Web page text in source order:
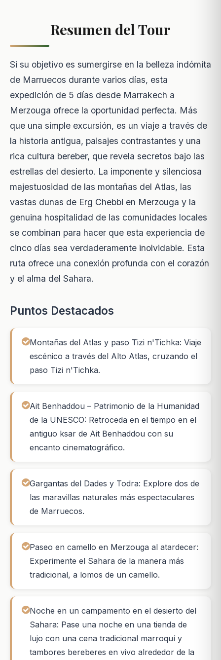
Resumen del Tour
Si su objetivo es sumergirse en la belleza indómita
de Marruecos durante varios días, esta
expedición de 5 días desde Marrakech a
Merzouga ofrece la oportunidad perfecta. Más
que una simple excursión, es un viaje a través de
la historia antigua, paisajes contrastantes y una
rica cultura bereber, que revela secretos bajo las
estrellas del desierto. La imponente y silenciosa
majestuosidad de las montañas del Atlas, las
vastas dunas de Erg Chebbi en Merzouga y la
genuina hospitalidad de las comunidades locales
se combinan para hacer que esta experiencia de
cinco días sea verdaderamente inolvidable. Esta
ruta ofrece una conexión profunda con el corazón
y el alma del Sahara.
Puntos Destacados
Montañas del Atlas y paso Tizi n'Tichka: Viaje
escénico a través del Alto Atlas, cruzando el
paso Tizi n'Tichka.
Ait Benhaddou – Patrimonio de la Humanidad
de la UNESCO: Retroceda en el tiempo en el
antiguo ksar de Ait Benhaddou con su
encanto cinematográfico.
Gargantas del Dades y Todra: Explore dos de
las maravillas naturales más espectaculares
de Marruecos.
Paseo en camello en Merzouga al atardecer:
Experimente el Sahara de la manera más
tradicional, a lomos de un camello.
Noche en un campamento en el desierto del
Sahara: Pase una noche en una tienda de
lujo con una cena tradicional marroquí y
tambores bereberes en vivo alrededor de la